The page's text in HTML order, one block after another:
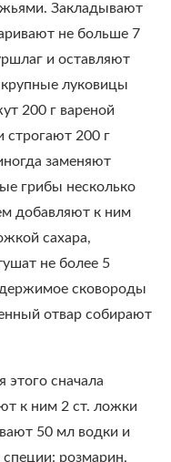
Закладывают
не больше 7
и оставляют
луковицы
200 г вареной
строгают 200 г
заменяют
грибы несколько
добавляют к ним
сахара,
не более 5
сковороды
отвар собирают
этого сначала
к ним 2 ст. ложки
50 мл водки и
розмарин,